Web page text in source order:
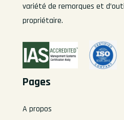
variété de remorques et
propriétaire.
Pages
A propos